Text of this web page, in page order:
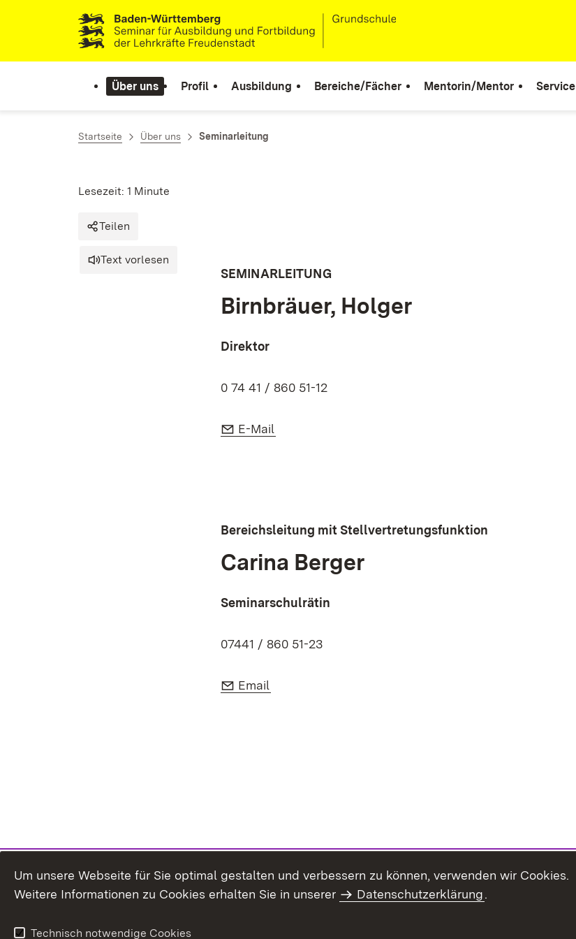
Zum Inhalt springen
Link zur Startseite
Über uns Profil Ausbildung Bereiche/Fächer Mentorin/Mentor Service
Startseite Über uns Seminarleitung
Lesezeit: 1 Minute
Teilen
Text vorlesen
SEMINARLEITUNG
Birnbräuer, Holger
Direktor
0 74 41 / 860 51-12
E-Mail:
E-Mail
Bereichsleitung mit Stellvertretungsfunktion
Carina Berger
Seminarschulrätin
07441 / 860 51-23
E-Mail:
Email
Um unsere Webseite für Sie optimal gestalten und verbessern zu können, verwenden wir Cookies.
Weitere Informationen zu Cookies erhalten Sie in unserer
Datenschutzerklärung.
Technisch notwendige Cookies